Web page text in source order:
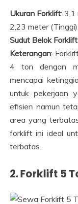
Ukuran Forklift:
2,23 meter (Tinggi)
Sudut Belok Forklift
Keterangan:
4 ton dengan
mencapai
untuk pekerjaan
efisien namun
area yang
forklift ini ideal
terbatas.
2. Forklift 5